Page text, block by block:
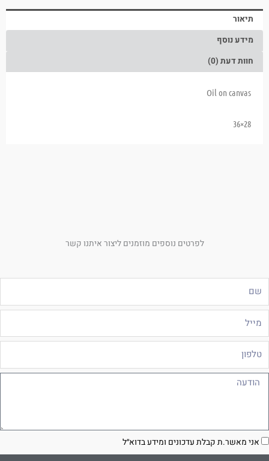
תיאור
מידע נוסף
חוות דעת (0)
Oil on canvas
28×36
לפרטים נוספים מוזמנים ליצור איתנו קשר
אני מאשר.ת קבלת עדכונים ומידע בדוא״ל